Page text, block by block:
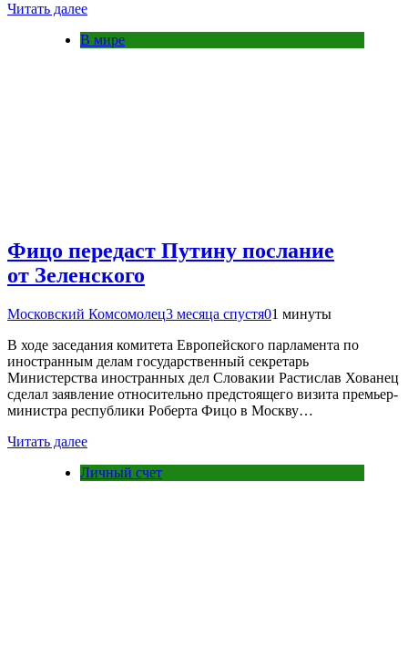
Читать далее
В мире
Фицо передаст Путину послание
от Зеленского
Московский Комсомолец3 месяца спустя01 минуты
В ходе заседания комитета Европейского парламента по
иностранным делам государственный секретарь
Министерства иностранных дел Словакии Растислав Хованец
сделал заявление относительно предстоящего визита премьер-
министра республики Роберта Фицо в Москву…
Читать далее
Личный счет